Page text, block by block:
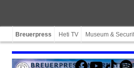
Breuerpress Heti TV Museum &
Facebook
YouTube
TikTok